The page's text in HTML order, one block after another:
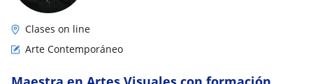
Clases on line
Arte Contemporáneo